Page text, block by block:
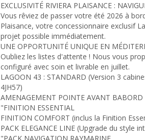
EXCLUSIVITÉ RIVIERA PLAISANCE :
Vous rêviez de passer votre été 2026 à
Plaisance, votre concessionnaire exclusif
projet possible immédiatement.
UNE OPPORTUNITÉ UNIQUE EN
Oubliez les listes d'attente ! Nous vous
configuré avec soin et livrable en juillet.
LAGOON 43 : STANDARD (Version 3
4JH57)
AMENAGEMENT POINTE AVANT BABORD
"FINITION ESSENTIAL
FINITION COMFORT (inclus la Finition
PACK ELEGANCE LINE (Upgrade du style